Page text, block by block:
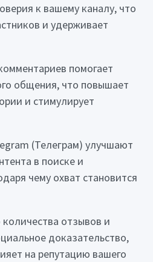
к вашему каналу, что
и удерживает
помогает
общения, что повышает
и стимулирует
(Телеграм) улучшают
в поиске и
чему охват становится
отзывов и
доказательство,
на репутацию вашего